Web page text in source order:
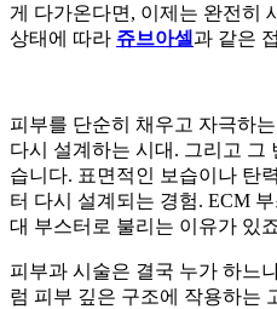
게 다가온다면, 이제는 완전히
상태에 따라 쥬브아셀과 같은
피부를 단순히 채우고 자극하
다시 설계하는 시대. 그리고 그
습니다. 표면적인 보습이나 탄
터 다시 설계되는 경험. ECM
대 부스터로 불리는 이유가 있
피부과 시술은 결국 누가 하느
럼 피부 깊은 구조에 작용하는